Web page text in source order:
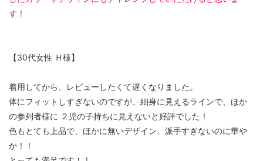
す！
【30代女性 Ｈ様】
着用してから、レビューしたくて遅くなりました。
体にフィットしすぎないのですが、細身に見えるラインで、ほか
の参列者様に ２児の子持ちに見えないと好評でした！
色もとても上品で、ほかに無いデザイン、派手すぎないのに華や
か！！